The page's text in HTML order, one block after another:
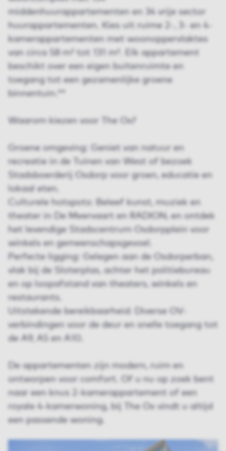
middenhuurappartementen en 34 vrije sector
huurappartementen. Kies uit ruime 2-, 3- en 4-
kamerappartementen met woonoppervlaktes
van circa 58 m² tot 131 m². Elk appartement
beschikt over een eigen buitenruimte en
toegang tot een gezamenlijke groene
binnentuin.**
Waarom kiezen voor The Ox?
Groene omgeving: Geniet van natuur en
recreatie in de Tuinen van West of bezoek
Stadsboerderij Osdorp voor groen, educatie en
lokaal eten.
Culturele hotspots: Beleef kunst, muziek en
theater in De Meervaart en RADION, en ontdek
het levendige Stadscentrum Osdorpplein voor
winkels en gemeenschapsgevoel.
Perfecte ligging: Gelegen aan de Osdorperban,
vlak bij de Sloterplas, achter het politiebureau
en op loopafstand van theaters, winkels en
restaurants.
Uitstekende bereikbaarheid: Diverse OV-
verbindingen voor de deur en snelle toegang tot
de A9, A5 en A10.
De appartementen zijn modern, ruim en
ontworpen voor comfort. Of u nu op zoek bent
naar een knus 2-kamerappartement of een
royale 4-kamerwoning, bij The Ox vindt u altijd
een passende woning.